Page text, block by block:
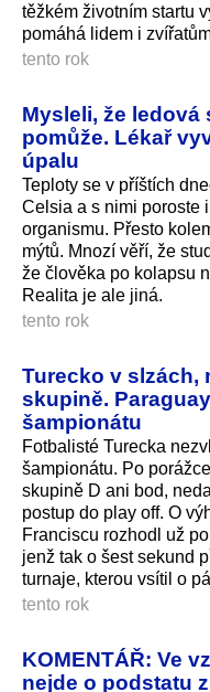
těžkém životním startu
pomáhá lidem i
tento rok
Mysleli, že
pomůže. Lékař
úpalu
Teploty se v příštích
Celsia a s nimi poroste
organismu. Přesto
mýtů. Mnozí věří, že
že člověka po kolapsu
Realita je ale jiná.
tento rok
Turecko v slzách,
skupině.
šampionátu
Fotbalisté Turecka
šampionátu. Po
skupině D ani bod,
postup do play off. O
Franciscu rozhodl už
jenž tak o šest sekund
turnaje, kterou vsítil o
tento rok
KOMENTÁŘ: Ve
nejde o podstatu